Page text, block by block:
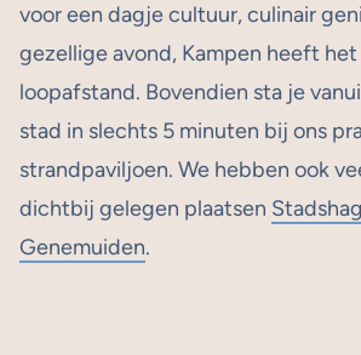
voor een dagje cultuur, culinair
gezellige avond, Kampen heeft het
loopafstand. Bovendien sta je
stad in slechts 5 minuten bij ons
strandpaviljoen. We hebben ook
dichtbij gelegen plaatsen
Genemuiden.